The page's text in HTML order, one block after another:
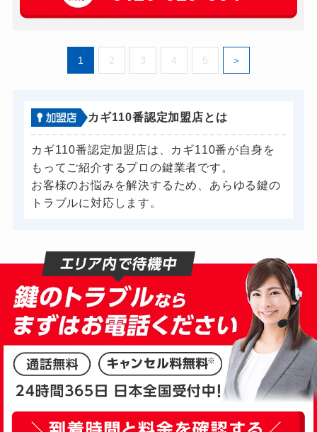
ドアノブカギ交換 別途お見積り
1 2 3 4 5
カギ110番認定加盟店とは
カギ110番認定加盟店は、カギ110番が自身を
もってご紹介するプロの鍵業者です。
お客様のお悩みを解決するため、あらゆる鍵の
トラブルに対応します。